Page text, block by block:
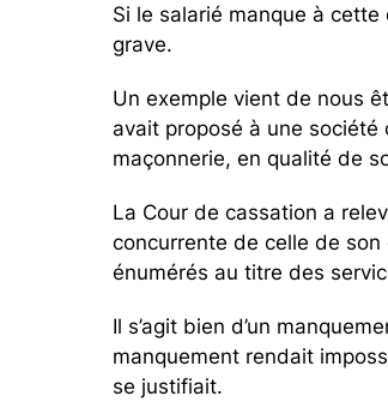
Si le salarié manque à cette
grave.
Un exemple vient de nous
avait proposé à une
maçonnerie, en qualité de
La Cour de cassation a
concurrente de celle de
énumérés au titre des
Il s’agit bien d’un
manquement rendait
se justifiait.